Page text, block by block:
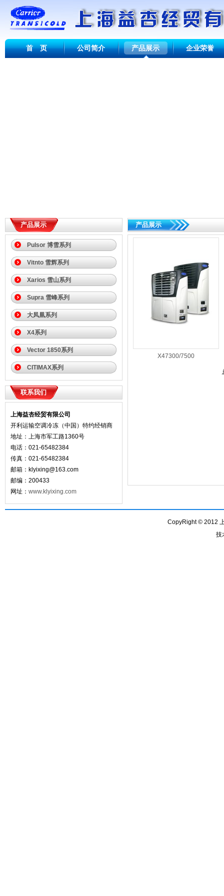
首 页 公司简介 产品展示 企业荣誉
产品展示
Pulsor 博雪系列
Vitnto 雪辉系列
Xarios 雪山系列
Supra 雪峰系列
大凤凰系列
X4系列
Vector 1850系列
CITIMAX系列
联系我们
上海益杏经贸有限公司
开利运输空调冷冻（中国）特约经销商
地址：上海市军工路1360号
电话：021-65482384
传真：021-65482384
邮箱： klyixing@163.com
邮编：200433
网址： www.klyixing.com
产品展示
X47300/7500
CopyRight © 2012
技